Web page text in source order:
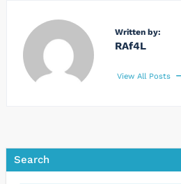
Written by:
RAf4L
View All Posts
Search